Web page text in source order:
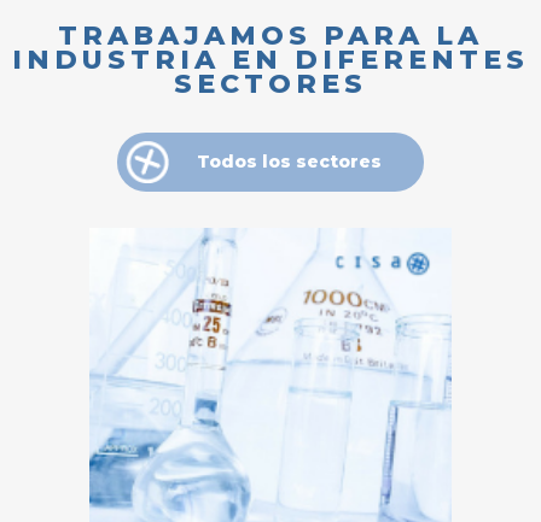
TRABAJAMOS PARA LA
INDUSTRIA EN DIFERENTES
SECTORES
Todos los sectores